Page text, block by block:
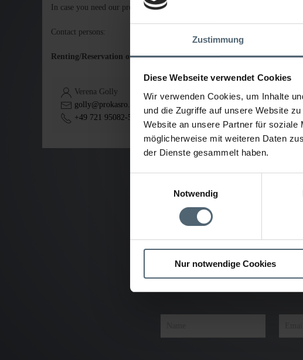
Zustimmung
Diese Webseite verwendet Cookies
Wir verwenden Cookies, um Inhalte
und die Zugriffe auf unsere Website
Website an unsere Partner für soziale
möglicherweise mit weiteren Daten
der Dienste gesammelt haben.
Notwendig
Nur notwendige Cookies
In case you need our products only temporary, we also have our equipment
Contact persons:
Renting/Reservation of Vehicles & Equipment
Verena Golly
golly@prokasro.de
+49 721 95082-50